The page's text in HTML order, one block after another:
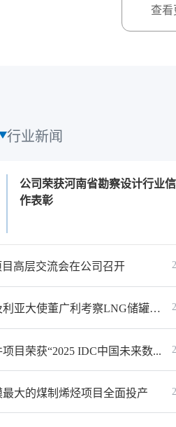
查看
行业新闻
公司荣获河南省勘察设计行业
作表彰
高层交流会在公司召开
中国驻阿尔及利亚大使董广利考察LNG储罐项目...
目荣获“2025 IDC中国未来数...
大的煤制烯烃项目全面投产